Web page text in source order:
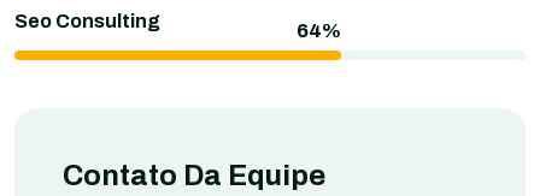
Seo Consulting
Contato Da Equipe